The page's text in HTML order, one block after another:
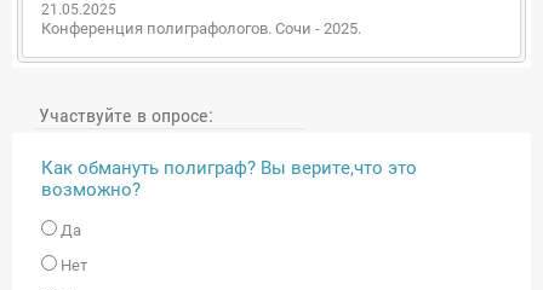
21.05.2025
Конференция полиграфологов. Сочи - 2025.
Участвуйте в опросе:
Как обмануть полиграф? Вы верите,что это
возможно?
Да
Нет